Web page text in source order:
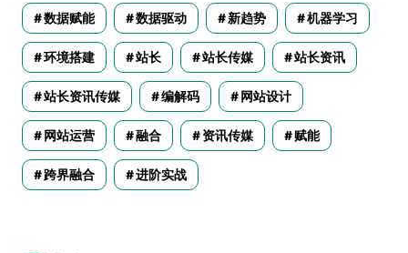
数据赋能 数据驱动 新趋势 机器学习
环境搭建 站长 站长传媒 站长资讯
站长资讯传媒 编解码 网站设计
网站运营 融合 资讯传媒 赋能
跨界融合 进阶实战